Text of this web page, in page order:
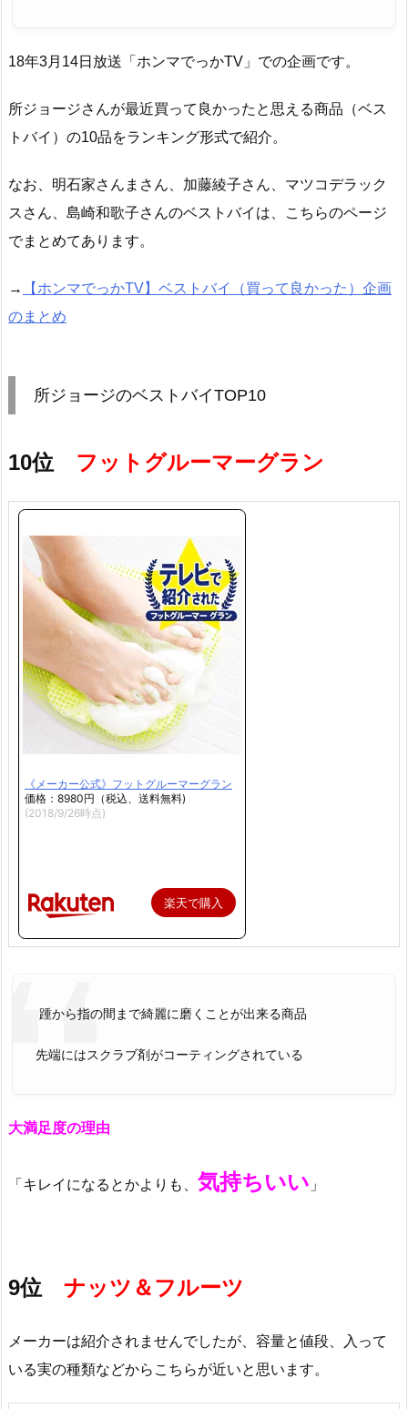
18年3月14日放送「ホンマでっかTV」での企画です。
所ジョージさんが最近買って良かったと思える商品（ベス
トバイ）の10品をランキング形式で紹介。
なお、明石家さんまさん、加藤綾子さん、マツコデラック
スさん、島崎和歌子さんのベストバイは、こちらのページ
でまとめてあります。
→
【ホンマでっかTV】ベストバイ（買って良かった）企画
のまとめ
所ジョージのベストバイTOP10
10位 フットグルーマーグラン
《メーカー公式》フットグルーマーグラン
価格：8980円（税込、送料無料)
(2018/9/26時点)
楽天で購入
踵から指の間まで綺麗に磨くことが出来る商品
先端にはスクラブ剤がコーティングされている
大満足度の理由
「キレイになるとかよりも、 気持ちいい 」
9位 ナッツ＆フルーツ
メーカーは紹介されませんでしたが、容量と値段、入って
いる実の種類などからこちらが近いと思います。